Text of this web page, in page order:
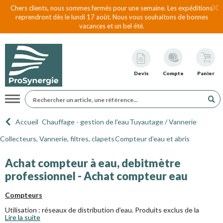
Chers clients, nous sommes fermés pour une semaine. Les expéditions
reprendront dès le lundi 17 août. Nous vous souhaitons de bonnes
vacances et un bel été.
Devis Compte Panier
Navigation
Accueil Chauffage - gestion de l'eauTuyautage / Vannerie
Collecteurs, Vannerie, filtres, clapetsCompteur d’eau et abris
Achat compteur à eau, debitmètre
professionnel - Achat compteur eau
Compteurs
Utilisation : réseaux de distribution d’eau. Produits exclus de la
directive 97/23/CE (article 1, § 3.2). Approbation CEE.
Lire la suite